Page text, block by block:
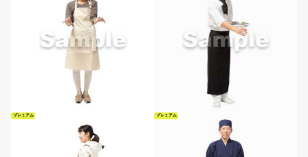
プレミアム プレミアム